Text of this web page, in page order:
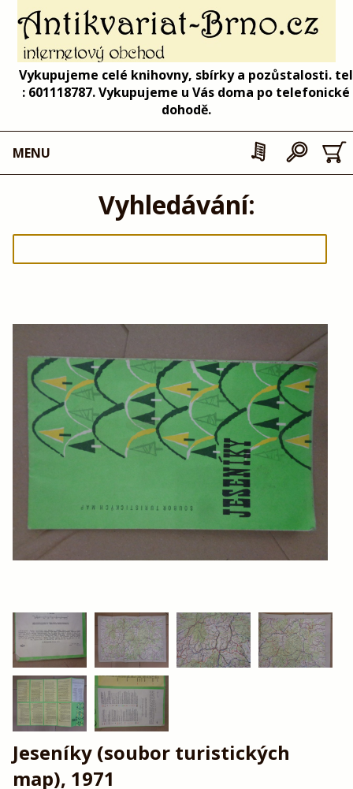
Vykupujeme celé knihovny, sbírky a pozůstalosti. tel
: 601118787. Vykupujeme u Vás doma po telefonické
dohodě.
MENU
Vyhledávání:
Jeseníky (soubor turistických
map), 1971